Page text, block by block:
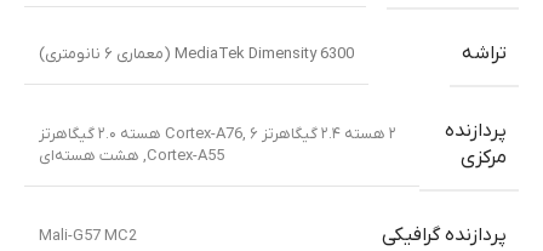
تراشه MediaTek Dimensity 6300 (معماری ۶ نانومتری)
پردازنده
مرکزی
۲ هسته ۲.۴ گیگاهرتز Cortex-A76 ,
۶ هسته ۲.۰ گیگاهرتز
Cortex-A55
, هشت هسته‌ای
پردازنده گرافیکی Mali-G57 MC2